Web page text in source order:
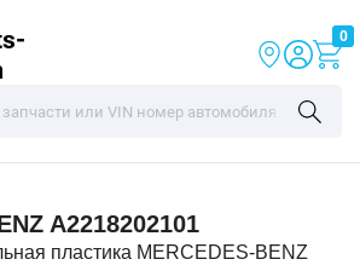
0
A2218202101
пластика MERCEDES-BENZ